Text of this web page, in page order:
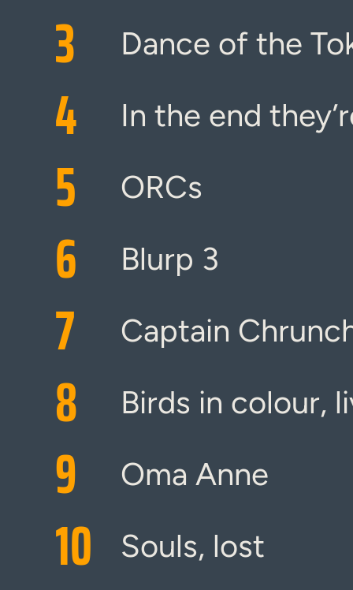
3
Dance of the
4 In the end
5 ORCs
6 Blurp 3
7 Captain
8 Birds in colour,
9 Oma Anne
10 Souls, lost